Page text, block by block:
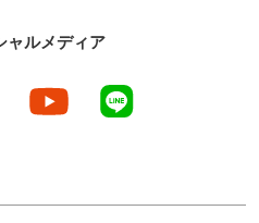
ャルメディア
instagram youtube